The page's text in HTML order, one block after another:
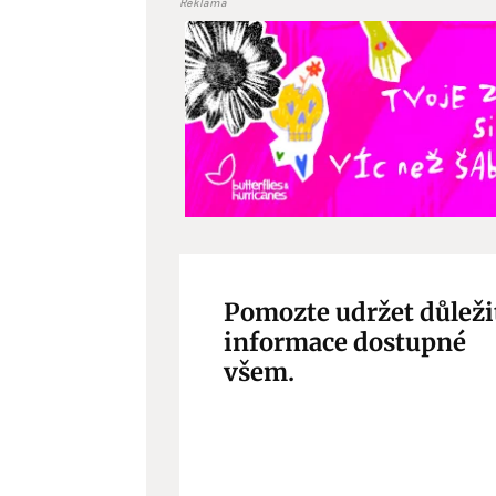
Pomozte udržet
informace dostupné
všem.